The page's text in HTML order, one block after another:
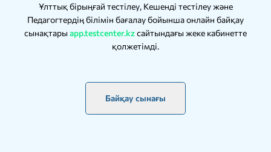
Ұлттық бірыңғай тестілеу, Кешенді тестілеу және
Педагогтердің білімін бағалау бойынша онлайн байқау
сынақтары app.testcenter.kzсайтындағы жеке кабинетте
қолжетімді.
Байқау сынағы